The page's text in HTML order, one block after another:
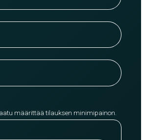
määrittää tilauksen minimipainon.